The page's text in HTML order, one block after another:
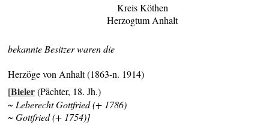
Kreis Köthen
Herzogtum Anhalt
bekannte Besitzer waren die
Herzöge von Anhalt (1863-n. 1914)
[Bieler(Pächter, 18. Jh.)
~ Leberecht Gottfried (+ 1786)
~ Gottfried (+ 1754)]